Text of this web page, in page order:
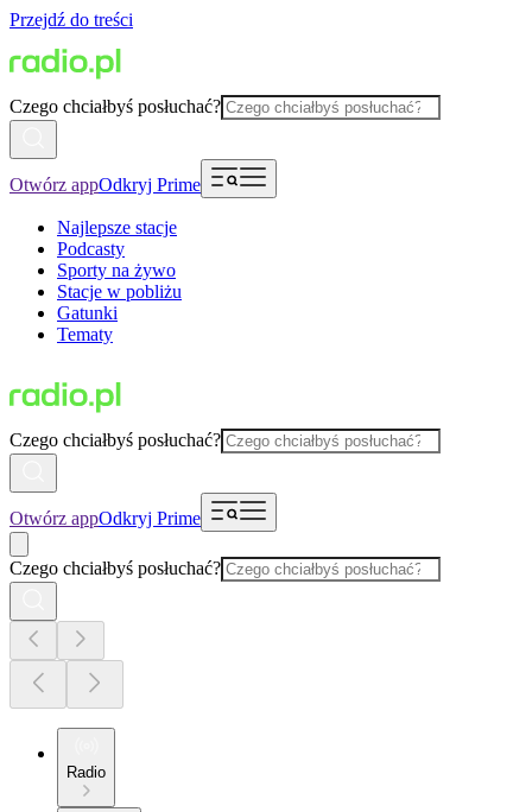
Przejdź do treści
Czego chciałbyś posłuchać?
Otwórz appOdkryj Prime
Najlepsze stacje
Podcasty
Sporty na żywo
Stacje w pobliżu
Gatunki
Tematy
Czego chciałbyś posłuchać?
Otwórz appOdkryj Prime
Czego chciałbyś posłuchać?
Radio